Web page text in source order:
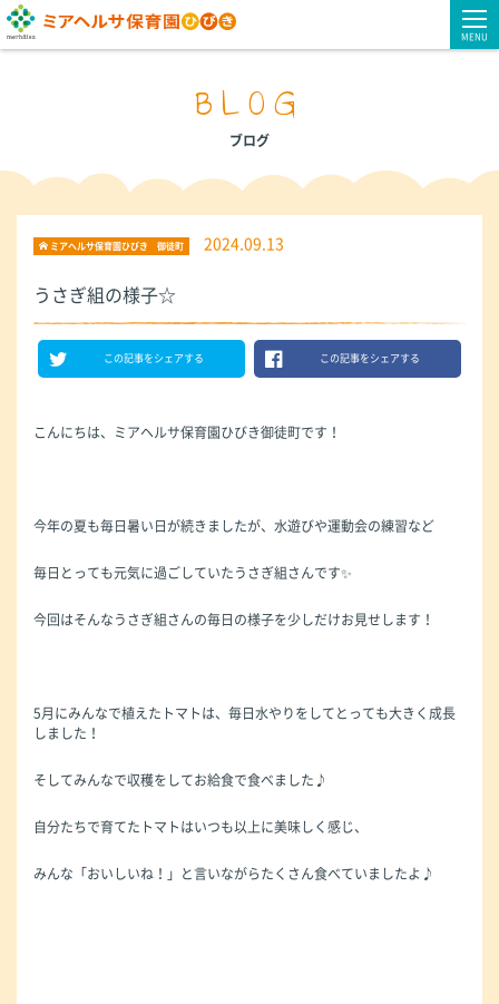
MENU
BLOG
ブログ
ミアヘルサ保育園ひびき 御徒町 2024.09.13
うさぎ組の様子☆
この記事をシェアする この記事をシェアする
こんにちは、ミアヘルサ保育園ひびき御徒町です！
今年の夏も毎日暑い日が続きましたが、水遊びや運動会の練習など
毎日とっても元気に過ごしていたうさぎ組さんです✨
今回はそんなうさぎ組さんの毎日の様子を少しだけお見せします！
5月にみんなで植えたトマトは、毎日水やりをしてとっても大きく成長
しました！
そしてみんなで収穫をしてお給食で食べました♪
自分たちで育てたトマトはいつも以上に美味しく感じ、
みんな「おいしいね！」と言いながらたくさん食べていましたよ♪